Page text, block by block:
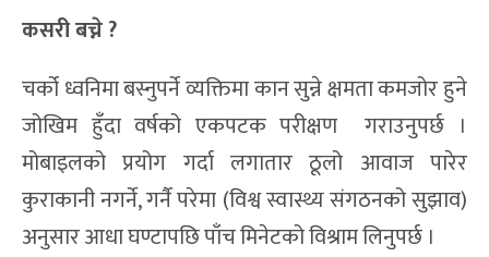
कसरी बच्ने ?
चर्को ध्वनिमा बस्नुपर्ने व्यक्तिमा कान सुन्ने क्षमता कमजोर हुने
जोखिम हुँदा वर्षको एकपटक परीक्षण गराउनुपर्छ ।
मोबाइलको प्रयोग गर्दा लगातार ठूलो आवाज पारेर
कुराकानी नगर्ने, गर्नै परेमा (विश्व स्वास्थ्य संगठनको सुझाव)
अनुसार आधा घण्टापछि पाँच मिनेटको विश्राम लिनुपर्छ ।